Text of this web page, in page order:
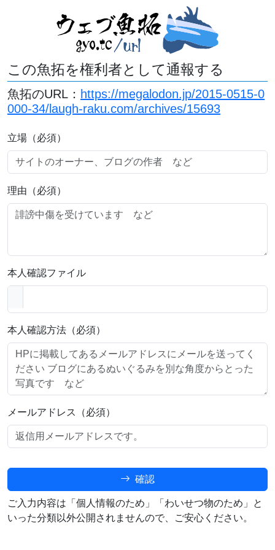
この魚拓を権利者として通報する
魚拓のURL： https://megalodon.jp/2015-0515-0
000-34/laugh-raku.com/archives/15693
立場（必須）
理由（必須）
本人確認ファイル
本人確認方法（必須）
メールアドレス（必須）
確認
ご入力内容は「個人情報のため」「わいせつ物のため」と
いった分類以外公開されませんので、ご安心ください。